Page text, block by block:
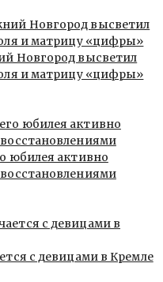
Новгород высветил
и матрицу «цифры»
юбилея активно
с девицами в Кремле